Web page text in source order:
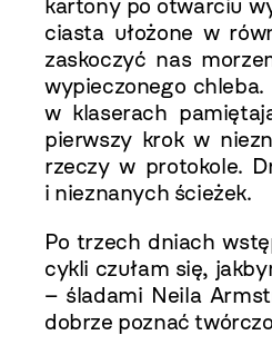
kartony po otwarciu
ciasta ułożone w
zaskoczyć nas
wypieczonego
w klaserach
pierwszy krok w
rzeczy w protokole.
i nieznanych ścieżek.
Po trzech dniach
cykli czułam się,
– śladami Neila
dobrze poznać